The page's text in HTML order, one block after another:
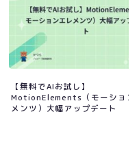
【無料でAIお試し】
MotionElements（モーション
メンツ）大幅アップデート